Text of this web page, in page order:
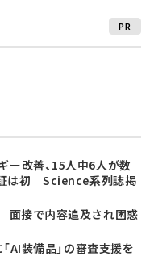
PR
ー改善、15人中6人が数
は初 Science系列誌掲
面接で内容追及され困惑
AI装備品」の審査支援を